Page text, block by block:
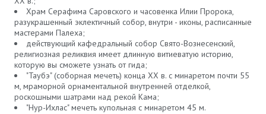
Храм Серафима Саровского и часовенка Илии Пророка,
разукрашенный эклектичный собор, внутри - иконы, расписанные
мастерами Палеха;
действующий кафедральный собор Свято-Вознесенский,
религиозная реликвия имеет длинную витиеватую историю,
которую вы сможете узнать от гида;
"Таубэ" (соборная мечеть) конца XX в. с минаретом почти 55
м, мраморной орнаментальной внутренней отделкой,
роскошными шатрами над рекой Кама;
"Нур-Ихлас" мечеть купольная с минаретом 45 м.